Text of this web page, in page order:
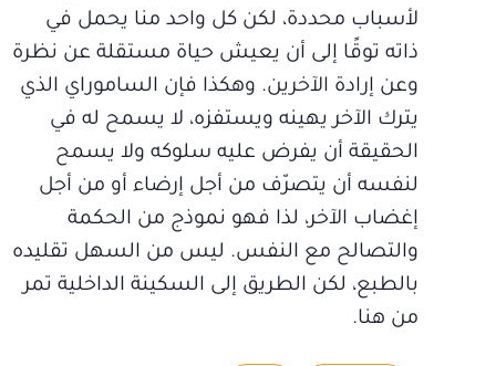
لأسباب محددة، لكن كل واحد منا يحمل في
ذاته توقًا إلى أن يعيش حياة مستقلة عن نظرة
وعن إرادة الآخرين. وهكذا فإن الساموراي الذي
يترك الآخر يهينه ويستفزه، لا يسمح له في
الحقيقة أن يفرض عليه سلوكه ولا يسمح
لنفسه أن يتصرّف من أجل إرضاء أو من أجل
إغضاب الآخر، لذا فهو نموذج من الحكمة
والتصالح مع النفس. ليس من السهل تقليده
بالطبع، لكن الطريق إلى السكينة الداخلية تمر
من هنا.